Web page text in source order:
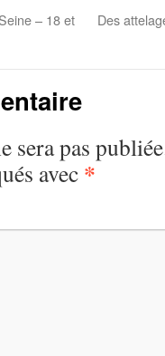
– 18 et
Des
sera pas
avec *